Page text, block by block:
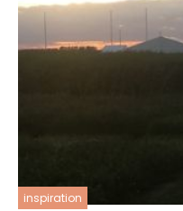
inspiration